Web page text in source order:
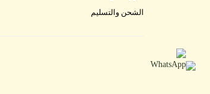
الشحن والتسليم